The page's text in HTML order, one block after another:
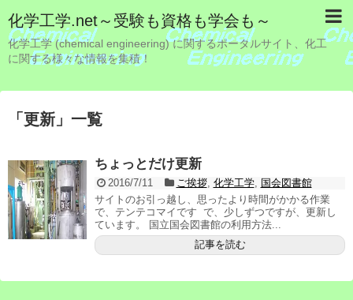
化学工学.net～受験も資格も学会も～
化学工学 (chemical engineering) に関するポータルサイト、化工
に関する様々な情報を集積！
「 更新 」 一覧
ちょっとだけ更新
2016/7/11 ご挨拶, 化学工学,
国会図書館
サイトのお引っ越し、思ったより時間がかかる作業
で、テンテコマイです で、少しずつですが、更新し
ています。 国立国会図書館の利用方法...
記事を読む